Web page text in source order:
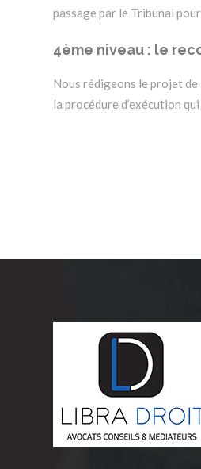
passage par le Tribunal
4ème niveau : le
Nous rédigeons le projet de
la procédure d’exécution